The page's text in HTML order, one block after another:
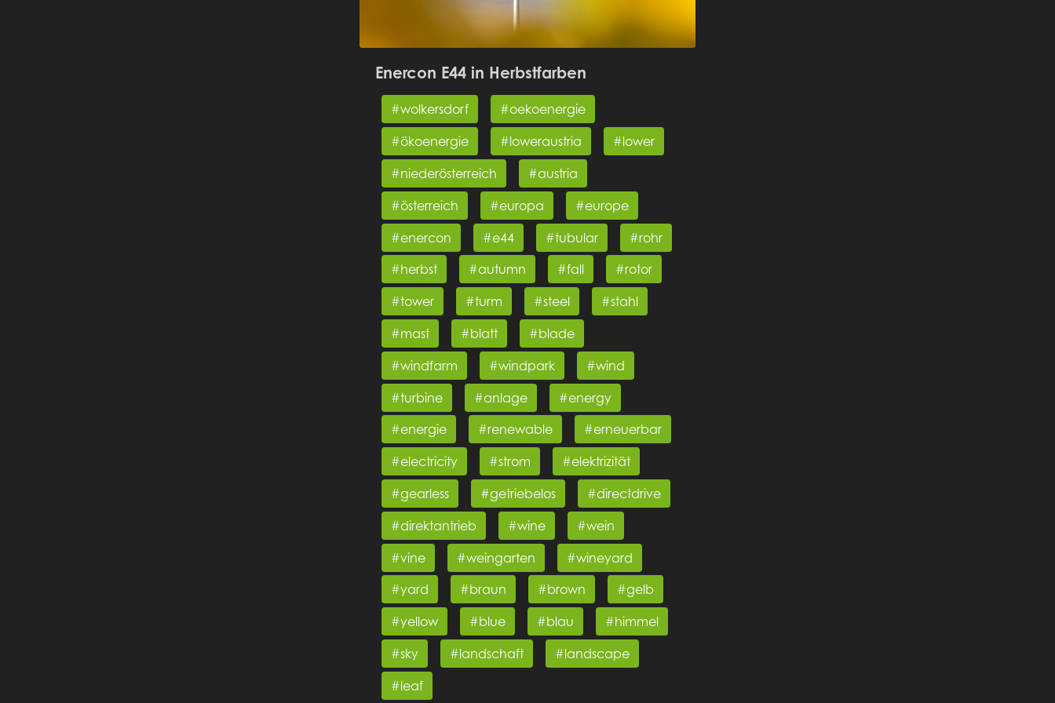
Enercon E44 in Herbstfarben
#wolkersdorf #oekoenergie
#ökoenergie #loweraustria #lower
#niederösterreich #austria
#österreich #europa #europe
#enercon #e44 #tubular #rohr
#herbst #autumn #fall #rotor
#tower #turm #steel #stahl
#mast #blatt #blade
#windfarm #windpark #wind
#turbine #anlage #energy
#energie #renewable #erneuerbar
#electricity #strom #elektrizität
#gearless #getriebelos #directdrive
#direktantrieb #wine #wein
#vine #weingarten #wineyard
#yard #braun #brown #gelb
#yellow #blue #blau #himmel
#sky #landschaft #landscape
#leaf